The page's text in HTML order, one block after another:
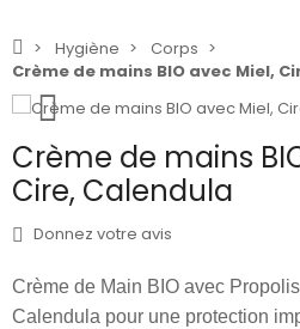
Hygiène
Corps
Crème de mains BIO avec Miel,
Crème de mains
Cire, Calendula
Donnez votre avis
Crème de Main BIO avec
Calendula pour une protection